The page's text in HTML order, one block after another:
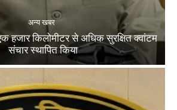
अन्य खबर
हजार किलोमीटर से अधिक सुरक्षित क्वांटम
संचार स्थापित किया